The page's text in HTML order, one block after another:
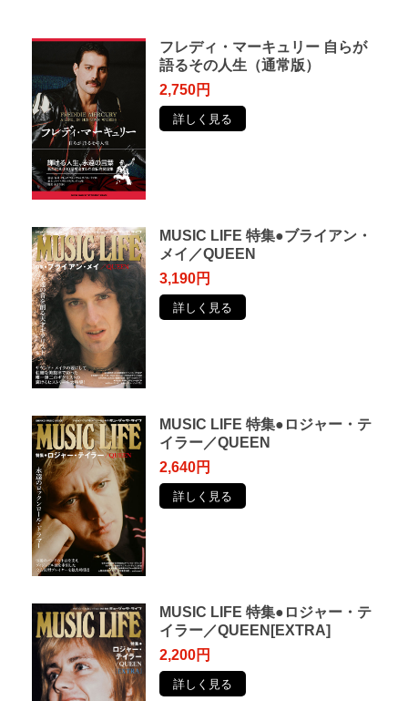
フレディ・マーキュリー ⾃らが
語るその⼈⽣（通常版）
2,750円
詳しく見る
MUSIC LIFE 特集●ブライアン・
メイ／QUEEN
3,190円
詳しく見る
MUSIC LIFE 特集●ロジャー・テ
イラー／QUEEN
2,640円
詳しく見る
MUSIC LIFE 特集●ロジャー・テ
イラー／QUEEN[EXTRA]
2,200円
詳しく見る